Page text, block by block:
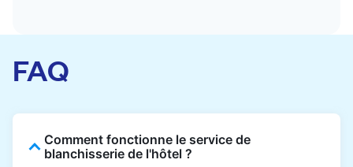
FAQ
Comment fonctionne le service de
blanchisserie de l'hôtel ?